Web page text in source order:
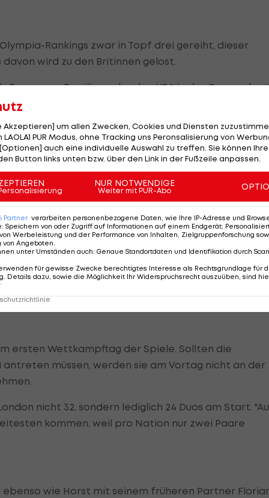
Rankings zwar in Topf drei gereiht, dieser
wird zu den Britinnen gelost.
Teams aus Brasilien oder den USA in der Gruppe
"Wir können das aber sowieso nicht
zwei Teams aus dem vierten und letzten Topf, der
weniger erfolgreichen Teams aus dem Continental
Dampney.
weil sie erst beim letzten Quali-Turnier in Moskau ihr
Chance auf Grotowski/Garcia-Thompson.
Doppler. "Wir können auch (die brasilianischen
ist das eben 1.000-mal schwieriger."
ersten Wettkampftag der Spiele. Sollten die
antreten müssen, werden sie am Vortag nicht an der
nicht 32, sondern lediglich 24 Duos am Start.
kommen, weil pro Nation nur zwei Paare
ebenso wie Horst mit seinem früheren Partner
Akzeptieren] um allen Zwecken, Cookies und Diensten
PUR Modus, ohne Tracking uns Peronsalisierung von
auch eine individuelle Auswahl zu treffen. Sie können
Button links unten bzw. über den Link in der Fußzeile anpassen.
NUR NOTWENDIGE
Weiter mit PUR-Abo
Partner verarbeiten personenbezogene Daten, wie Ihre IP-Adresse und
: Speichern von oder Zugriff auf Informationen auf einem Endgerät;
Werbeleistung und der Performance von Inhalten, Zielgruppenforschung
von Angeboten
unter Umständen auch: Genaue Standortdaten und Identifikation durch
für gewisse Zwecke berechtigtes Interesse als Rechtsgrundlage für
Details dazu, sowie die Möglichkeit Ihr Widerspruchsrecht auszuüben, sind